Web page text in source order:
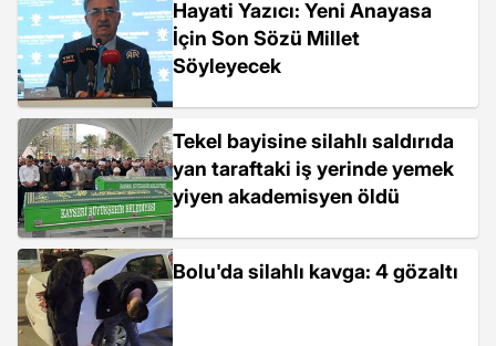
Hayati Yazıcı: Yeni Anayasa
İçin Son Sözü Millet
Söyleyecek
Tekel bayisine silahlı saldırıda
yan taraftaki iş yerinde yemek
yiyen akademisyen öldü
Bolu'da silahlı kavga: 4 gözaltı